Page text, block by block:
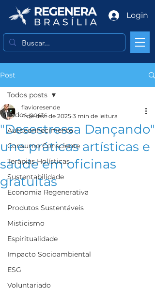
Login
Post
Todos posts
Autoconhecimento
Consumo Consciente
Terapias Holísticas
Sustentabilidade
Economia Regenerativa
Produtos Sustentáveis
Misticismo
Espiritualidade
Impacto Socioambiental
ESG
Voluntariado
Todos posts
"Desestressa Dançando"
une práticas artísticas e
saúde em oficinas
gratuitas
flavioresende
4 de dez. de 2025 3 min de leitura